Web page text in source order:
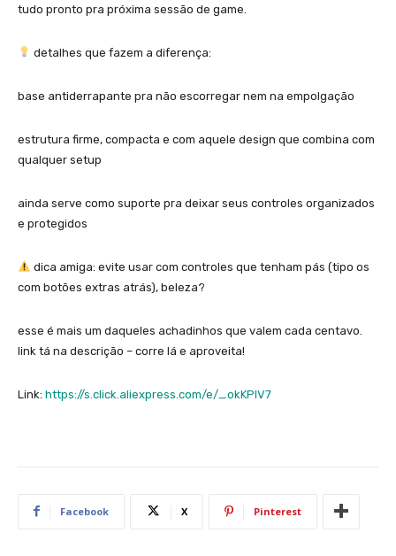
tudo pronto pra próxima sessão de game.
detalhes que fazem a diferença:
base antiderrapante pra não escorregar nem na empolgação
estrutura firme, compacta e com aquele design que combina com
qualquer setup
ainda serve como suporte pra deixar seus controles organizados
e protegidos
dica amiga: evite usar com controles que tenham pás (tipo os
com botões extras atrás), beleza?
esse é mais um daqueles achadinhos que valem cada centavo.
link tá na descrição – corre lá e aproveita!
Link: https://s.click.aliexpress.com/e/_okKPlV7
Facebook X Pinterest